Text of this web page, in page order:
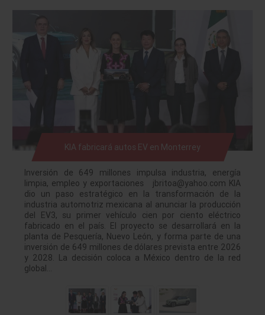
KIA fabricará autos EV en Monterrey
Inversión de 649 millones impulsa industria, energía
limpia, empleo y exportaciones jbritoa@yahoo.com KIA
dio un paso estratégico en la transformación de la
industria automotriz mexicana al anunciar la producción
del EV3, su primer vehículo cien por ciento eléctrico
fabricado en el país. El proyecto se desarrollará en la
planta de Pesquería, Nuevo León, y forma parte de una
inversión de 649 millones de dólares prevista entre 2026
y 2028. La decisión coloca a México dentro de la red
global…